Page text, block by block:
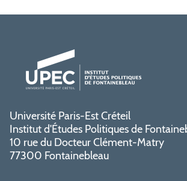
Université Paris-Est Créteil
Institut d'Études Politiques de
10 rue du Docteur Clément-Matry
77300 Fontainebleau